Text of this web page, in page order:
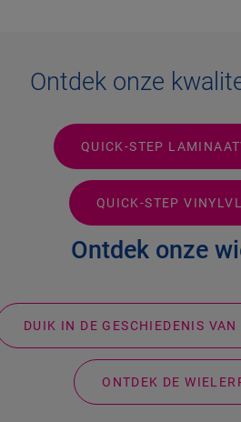
Ontdek onze
QUICK-STEP
QUICK-STEP
Ontdek onze
DUIK IN DE GESCHIEDENIS VAN
ONTDEK DE